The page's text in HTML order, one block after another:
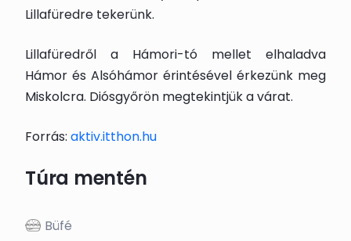
Lillafüredre tekerünk.
Lillafüredről a Hámori-tó mellet elhaladva
Hámor és Alsóhámor érintésével érkezünk meg
Miskolcra. Diósgyőrön megtekintjük a várat.
Forrás: aktiv.itthon.hu
Túra mentén
Büfé